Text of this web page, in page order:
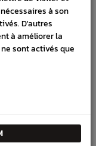
au
Subaru GT
05-07
Origine
01-19
à son
D'autres
à améliorer la
sont activés que